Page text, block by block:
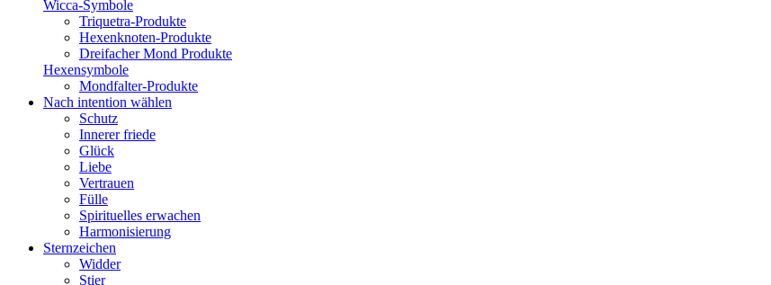
Wicca-Symbole
Triquetra-Produkte
Hexenknoten-Produkte
Dreifacher Mond Produkte
Hexensymbole
Mondfalter-Produkte
Nach intention wählen
Schutz
Innerer friede
Glück
Liebe
Vertrauen
Fülle
Spirituelles erwachen
Harmonisierung
Sternzeichen
Widder
Stier